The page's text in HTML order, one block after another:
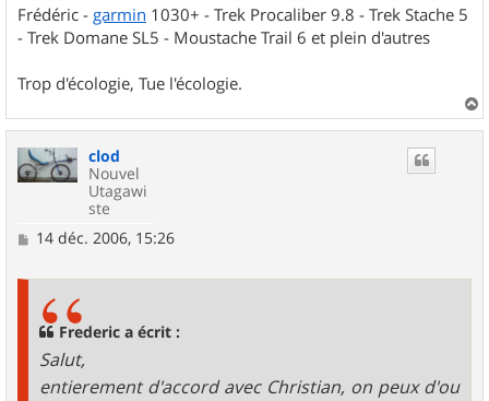
Frédéric - garmin 1030+ - Trek Procaliber 9.8 - Trek Stache 5
- Trek Domane SL5 - Moustache Trail 6 et plein d'autres
Trop d'écologie, Tue l'écologie.
a
clod
Nouvel
Utagawi
ste
M14 déc. 2006, 15:26
Frederic a écrit :
Salut,
entierement d'accord avec Christian, on peux d'ou